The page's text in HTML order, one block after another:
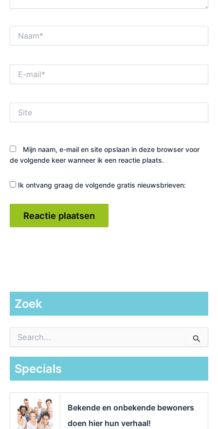
mail*
Mijn naam, e-mail en site opslaan in deze browser voor
de volgende keer wanneer ik een reactie plaats.
Ik ontvang graag de volgende gratis nieuwsbrieven:
Zoek
a
Specials
Bekende en onbekende bewoners
doen hier hun verhaal!